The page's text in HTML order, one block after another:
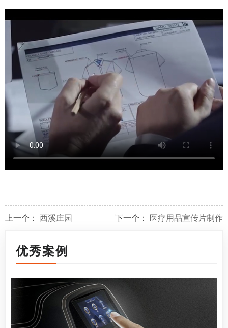
上一个： 西溪庄园 下一个： 医疗用品宣传片制作
优秀案例